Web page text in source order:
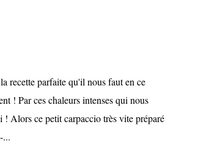
recette parfaite qu'il nous faut en ce
! Par ces chaleurs intenses qui nous
Alors ce petit carpaccio très vite préparé
...